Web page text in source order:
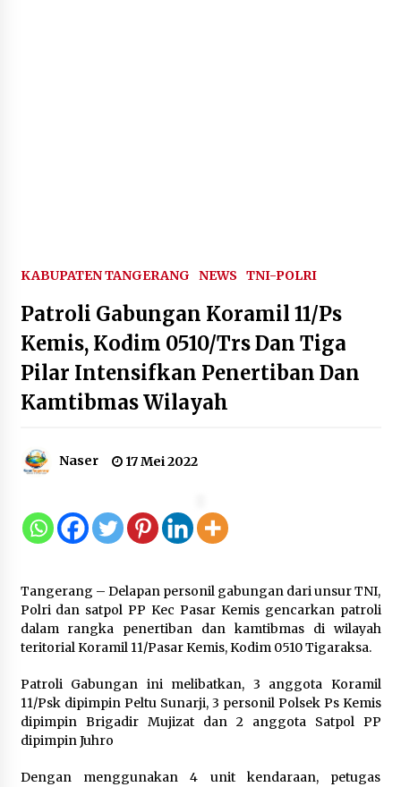
Abdul Muis Dipadamkan, Layanan
Publik Tetap Berjalan
8 Agustus 2026
12 Coklat Terbaik dan Enak di
8 Agustus 2026
9 Kopi Botol Terbaik yang Praktis
8 Agustus 2026
Kemenpar Turut Perkuat
Pengembangan KEK Samota
sebagai Destinasi Wisata Bahari
KABUPATEN TANGERANG NEWS TNI-POLRI
Patroli Gabungan Koramil 11/Ps
Kemis, Kodim 0510/Trs Dan Tiga
Pilar Intensifkan Penertiban Dan
Kamtibmas Wilayah
Naser 17 Mei 2022
Tangerang – Delapan personil gabungan dari unsur TNI,
Polri dan satpol PP Kec Pasar Kemis gencarkan patroli
dalam rangka penertiban dan kamtibmas di wilayah
teritorial Koramil 11/Pasar Kemis, Kodim 0510 Tigaraksa.
Patroli Gabungan ini melibatkan, 3 anggota Koramil
11/Psk dipimpin Peltu Sunarji, 3 personil Polsek Ps Kemis
dipimpin Brigadir Mujizat dan 2 anggota Satpol PP
dipimpin Juhro
Dengan menggunakan 4 unit kendaraan, petugas